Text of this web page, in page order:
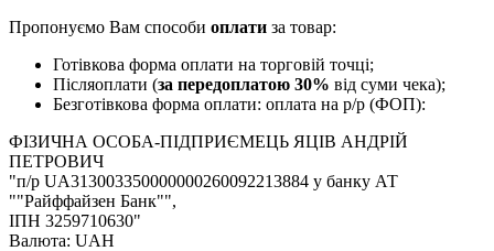
Пропонуємо Вам способи оплати за товар:
Готівкова форма оплати на торговій точці;
Післяоплати (за передоплатою 30% від суми чека);
Безготівкова форма оплати: оплата на р/р (ФОП):
ФІЗИЧНА ОСОБА-ПІДПРИЄМЕЦЬ ЯЦІВ АНДРІЙ
ПЕТРОВИЧ
"п/р UA313003350000000260092213884 у банку АТ
""Райффайзен Банк"",
ІПН 3259710630"
Валюта: UAH